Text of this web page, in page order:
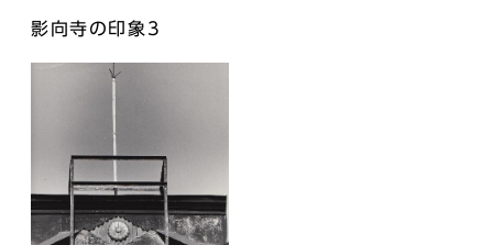
影向寺の印象3